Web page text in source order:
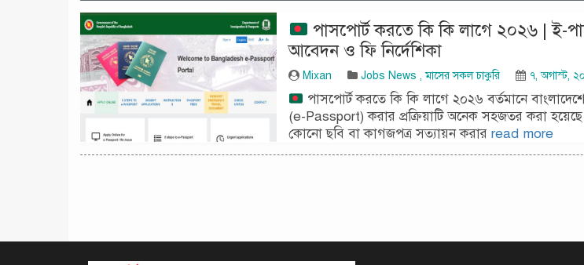
পাসপোর্ট করতে কি কি লাগে ২০২৬ | ই-
আবেদন ও ফি নির্দেশিকা
Mixan Jobs News ,মাসের সকল চাকুরি ৭, অগাস্ট,
পাসপোর্ট করতে কি কি লাগে ২০২৬ বর্তমানে
(e-Passport) করার প্রক্রিয়াটি অনেক সহজতর করা
কোনো ছবি বা কাগজপত্র সত্যায়ন করার read more